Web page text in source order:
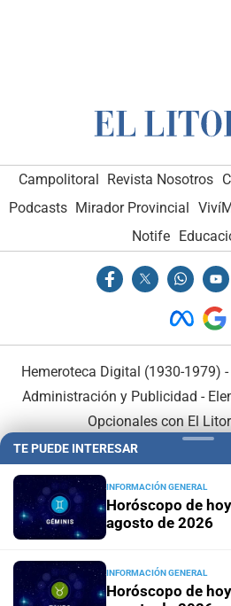
Campolitoral Revista Nosotros
Podcasts Mirador Provincial
Notife
Hemeroteca Digital (1930-1979) -
Administración y Publicidad -
Opcionales con El
En Asociación
TE PUEDE INTERESAR
INFORMACIÓN GENERAL
Horóscopo de
agosto de 2026
INFORMACIÓN GENERAL
Horóscopo de